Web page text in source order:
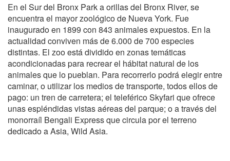
En el Sur del Bronx Park a orillas del Bronx River, se
encuentra el mayor zoológico de Nueva York. Fue
inaugurado en 1899 con 843 animales expuestos. En la
actualidad conviven más de 6.000 de 700 especies
distintas. El zoo está dividido en zonas temáticas
acondicionadas para recrear el hábitat natural de los
animales que lo pueblan. Para recorrerlo podrá elegir entre
caminar, o utilizar los medios de transporte, todos ellos de
pago: un tren de carretera; el teleférico Skyfari que ofrece
unas espléndidas vistas aéreas del parque; o a través del
monorraíl Bengali Express que circula por el terreno
dedicado a Asia, Wild Asia.